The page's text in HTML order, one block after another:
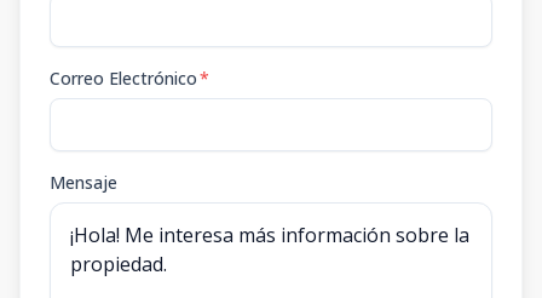
Correo Electrónico*
Mensaje